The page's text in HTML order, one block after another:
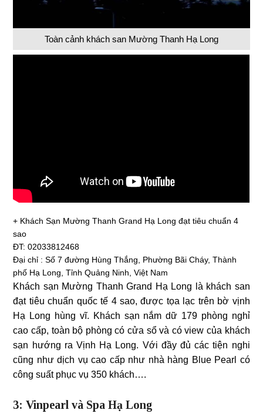
Toàn cảnh khách san Mường Thanh Hạ Long
+ Khách Sạn Mường Thanh Grand Hạ Long đạt tiêu chuẩn 4
sao
ĐT: 02033812468
Đại chỉ : Số 7 đường Hùng Thắng, Phường Bãi Cháy, Thành
phố Hạ Long, Tỉnh Quảng Ninh, Việt Nam
Khách sạn Mường Thanh Grand Hạ Long là khách san
đạt tiêu chuẩn quốc tế 4 sao, được tọa lạc trên bờ vịnh
Hạ Long hùng vĩ. Khách sạn nắm dữ 179 phòng nghỉ
cao cấp, toàn bộ phòng có cửa sổ và có view của khách
sạn hướng ra Vịnh Hạ Long. Với đầy đủ các tiện nghi
cũng như dịch vụ cao cấp như nhà hàng Blue Pearl có
công suất phục vụ 350 khách….
3: Vinpearl và Spa Hạ Long